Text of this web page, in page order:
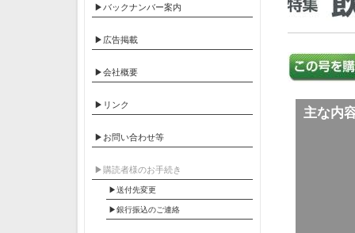
主な内
▶バックナンバー案内
▶広告掲載
▶会社概要
▶リンク
▶お問い合わせ等
▶︎購読者様のお手続き
▶送付先変更
▶︎銀行振込のご連絡